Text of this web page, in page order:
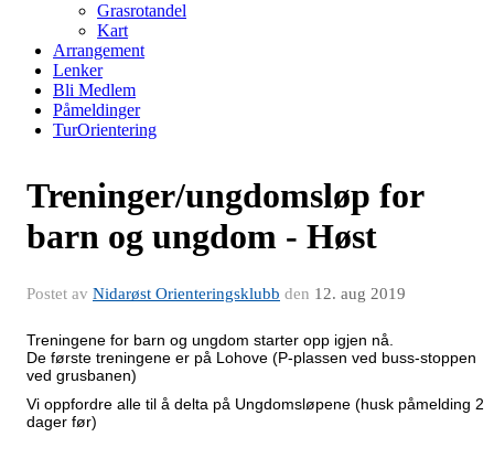
Grasrotandel
Kart
Arrangement
Lenker
Bli Medlem
Påmeldinger
TurOrientering
Treninger/ungdomsløp for
barn og ungdom - Høst
Postet av Nidarøst Orienteringsklubb den 12. aug 2019
Treningene for barn og ungdom starter opp igjen nå.
De første treningene er på Lohove (P-plassen ved buss-stoppen
ved grusbanen)
Vi oppfordre alle til å delta på Ungdomsløpene (husk påmelding 2
dager før)